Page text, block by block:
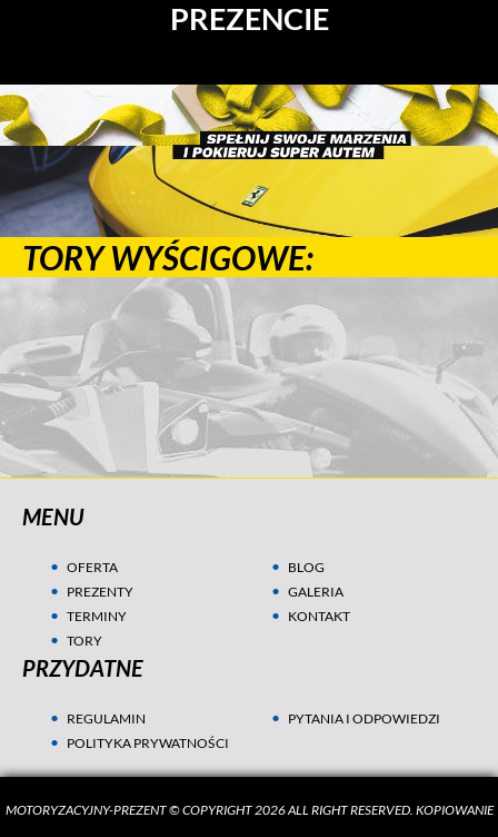
PREZENCIE
TORY WYŚCIGOWE:
MENU
OFERTA
PREZENTY
TERMINY
TORY
BLOG
GALERIA
KONTAKT
PRZYDATNE
REGULAMIN
POLITYKA PRYWATNOŚCI
PYTANIA I ODPOWIEDZI
MOTORYZACYJNY-PREZENT © COPYRIGHT 2026 ALL RIGHT RESERVED. KOPIOWANIE